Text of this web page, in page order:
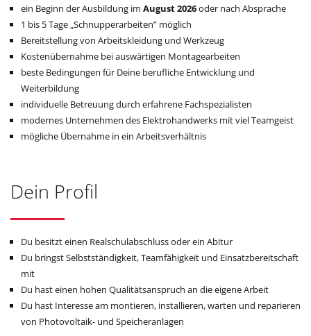
ein Beginn der Ausbildung im August 2026oder nach Absprache
1 bis 5 Tage „Schnupperarbeiten” möglich
Bereitstellung von Arbeitskleidung und Werkzeug
Kostenübernahme bei auswärtigen Montagearbeiten
beste Bedingungen für Deine berufliche Entwicklung und
Weiterbildung
individuelle Betreuung durch erfahrene Fachspezialisten
modernes Unternehmen des Elektrohandwerks mit viel Teamgeist
mögliche Übernahme in ein Arbeitsverhältnis
Dein Profil
Du besitzt einen Realschulabschluss oder ein Abitur
Du bringst Selbstständigkeit, Teamfähigkeit und Einsatzbereitschaft
mit
Du hast einen hohen Qualitätsanspruch an die eigene Arbeit
Du hast Interesse am montieren, installieren, warten und reparieren
von Photovoltaik- und Speicheranlagen